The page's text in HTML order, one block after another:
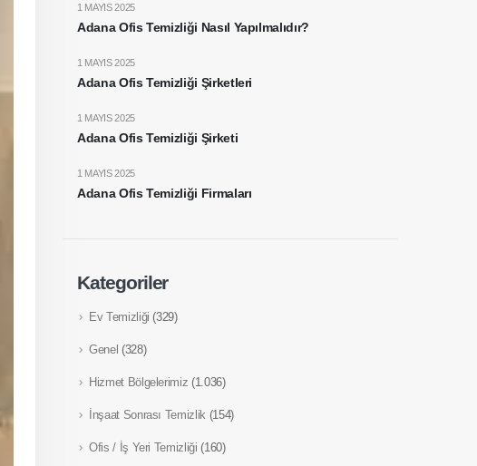
Adana Ofis Temizliği Nasıl Yapılmalıdır?
1 MAYIS 2025
Adana Ofis Temizliği Şirketleri
1 MAYIS 2025
Adana Ofis Temizliği Şirketi
1 MAYIS 2025
Adana Ofis Temizliği Firmaları
1 MAYIS 2025
Kategoriler
Ev Temizliği (329)
Genel (328)
Hizmet Bölgelerimiz (1.036)
İnşaat Sonrası Temizlik(154)
Ofis / İş Yeri Temizliği (160)